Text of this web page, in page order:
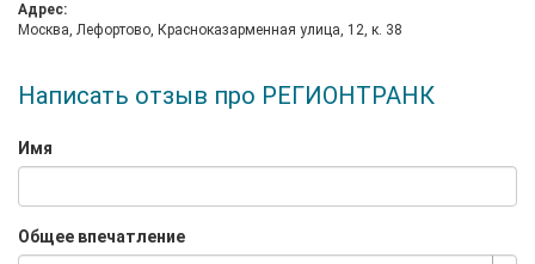
Адрес:
Москва, Лефортово, Красноказарменная улица, 12, к. 38
Написать отзыв про РЕГИОНТРАНК
Имя
Общее впечатление